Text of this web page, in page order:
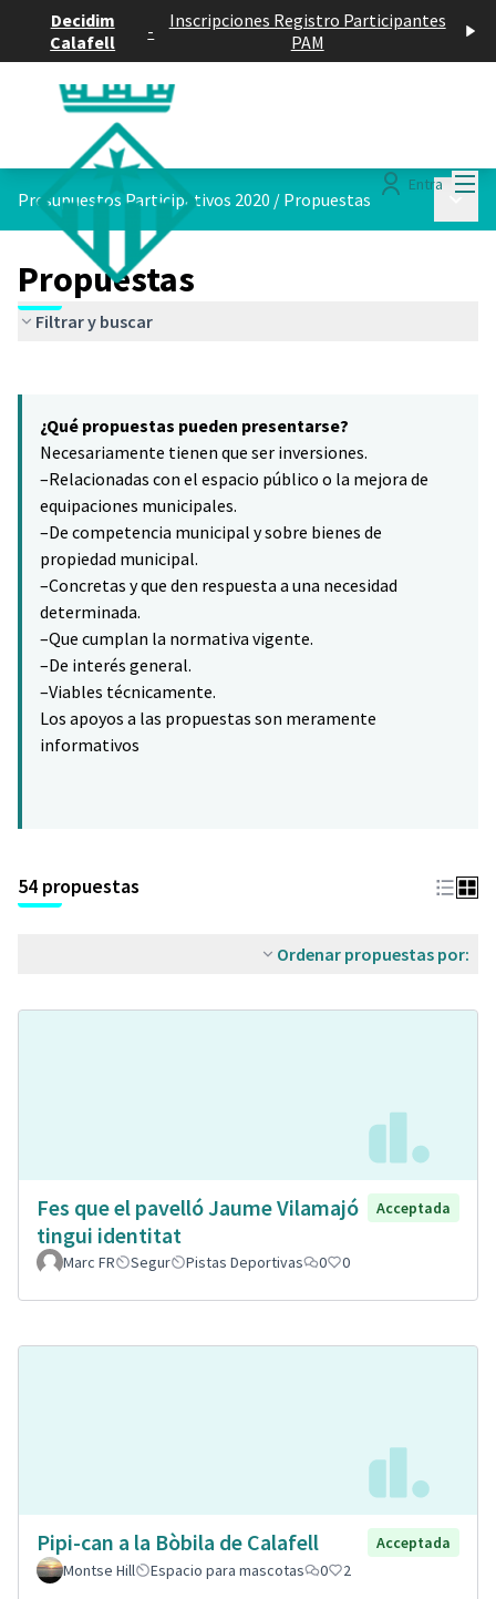
Decidim
Calafell
-
Inscripciones Registro Participantes
PAM
Entra
Presupuestos Participativos 2020 / Propuestas
Propuestas
Filtrar y buscar
−
¿Qué propuestas pueden presentarse?
Necesariamente tienen que ser inversiones.
–Relacionadas con el espacio público o la mejora de
equipaciones municipales.
–De competencia municipal y sobre bienes de
propiedad municipal.
–Concretas y que den respuesta a una necesidad
determinada.
–Que cumplan la normativa vigente.
–De interés general.
–Viables técnicamente.
Los apoyos a las propuestas son meramente
informativos
54 propuestas
Ordenar propuestas por:
Fes que el pavelló Jaume Vilamajó
tingui identitat
Acceptada
Marc FR Segur Pistas Deportivas 0 0
Pipi-can a la Bòbila de Calafell
Acceptada
Montse Hill
Espacio para mascotas 0 2